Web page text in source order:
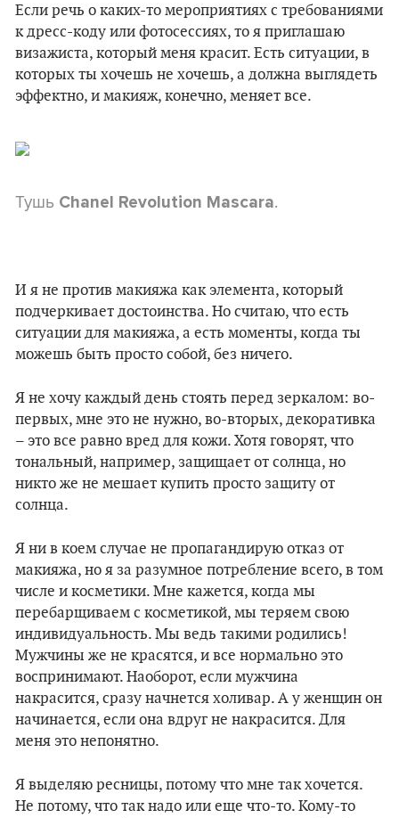
Если речь о каких-то мероприятиях с требованиями
к дресс-коду или фотосессиях, то я приглашаю
визажиста, который меня красит. Есть ситуации, в
которых ты хочешь не хочешь, а должна выглядеть
эффектно, и макияж, конечно, меняет все.
Тушь Chanel Revolution Mascara.
И я не против макияжа как элемента, который
подчеркивает достоинства. Но считаю, что есть
ситуации для макияжа, а есть моменты, когда ты
можешь быть просто собой, без ничего.
Я не хочу каждый день стоять перед зеркалом: во-
первых, мне это не нужно, во-вторых, декоративка
– это все равно вред для кожи. Хотя говорят, что
тональный, например, защищает от солнца, но
никто же не мешает купить просто защиту от
солнца.
Я ни в коем случае не пропагандирую отказ от
макияжа, но я за разумное потребление всего, в том
числе и косметики. Мне кажется, когда мы
перебарщиваем с косметикой, мы теряем свою
индивидуальность. Мы ведь такими родились!
Мужчины же не красятся, и все нормально это
воспринимают. Наоборот, если мужчина
накрасится, сразу начнется холивар. А у женщин он
начинается, если она вдруг не накрасится. Для
меня это непонятно.
Я выделяю ресницы, потому что мне так хочется.
Не потому, что так надо или еще что-то. Кому-то